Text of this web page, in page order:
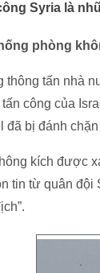
Syria là
phòng
thông tấn nhà
công của
đã bị đánh
kích được
tin từ quân đội